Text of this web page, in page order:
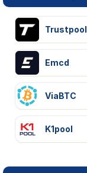
Trustpool
Emcd
ViaBTC
K1pool